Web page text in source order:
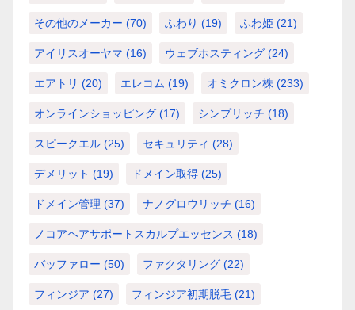
その他のメーカー (70) ふわり (19) ふわ姫 (21)
アイリスオーヤマ (16) ウェブホスティング (24)
エアトリ (20) エレコム (19) オミクロン株 (233)
オンラインショッピング (17) シンプリッチ (18)
スピークエル (25) セキュリティ (28)
デメリット (19) ドメイン取得 (25)
ドメイン管理 (37) ナノグロウリッチ (16)
ノコアヘアサポートスカルプエッセンス (18)
バッファロー (50) ファクタリング (22)
フィンジア (27) フィンジア初期脱毛 (21)